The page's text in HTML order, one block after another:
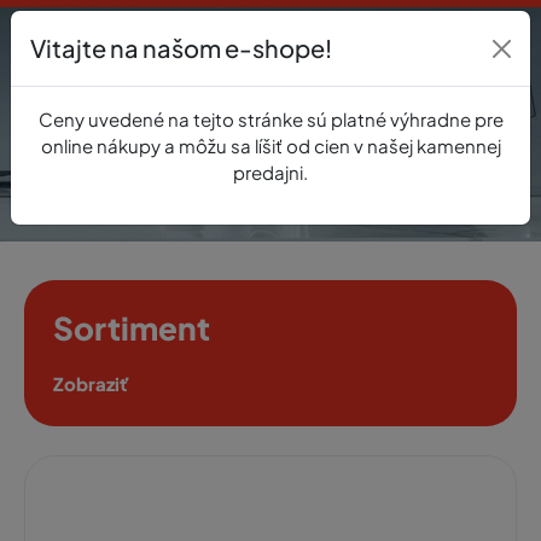
0
Sortiment
Zobraziť
Vitajte na našom e-shope!
Ceny uvedené na tejto stránke sú platné výhradne pre
online nákupy a môžu sa líšiť od cien v našej kamennej
predajni.